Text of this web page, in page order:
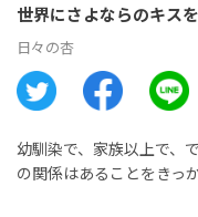
世界にさよならのキス
日々の杏
幼馴染で、家族以上で、
の関係はあることをきっ